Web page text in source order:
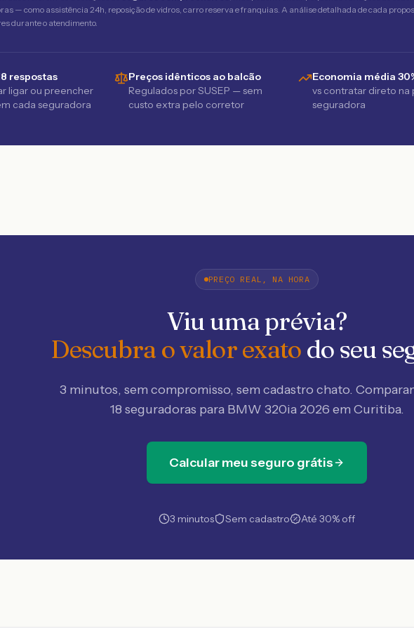
— como assistência 24h, reposição de vidros, carro reserva e franquias. A análise detalhada de cada
durante o atendimento.
respostas
ligar ou preencher
cada seguradora
Preços idênticos ao balcão
Regulados por SUSEP — sem
custo extra pelo corretor
Economia média
vs contratar direto na
seguradora
PREÇO REAL, NA HORA
Viu uma prévia?
Descubra o valor exato do seu
3 minutos, sem compromisso, sem cadastro chato.
18 seguradoras para BMW 320ia 2026 em Curitiba.
Calcular meu seguro grátis
3 minutos Sem cadastro Até 30% off